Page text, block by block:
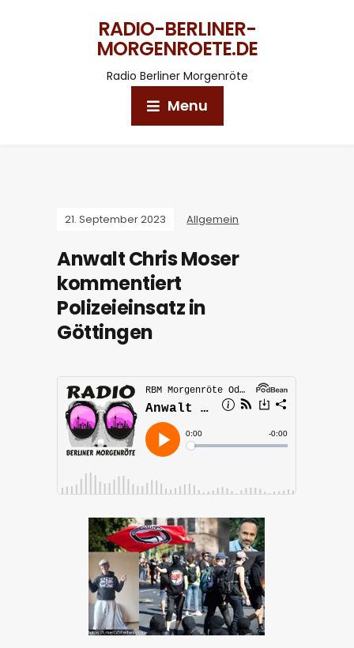
RADIO-BERLINER-
MORGENROETE.DE
Radio Berliner Morgenröte
Menu
21. September 2023 Allgemein
Anwalt Chris Moser
kommentiert
Polizeieinsatz in
Göttingen